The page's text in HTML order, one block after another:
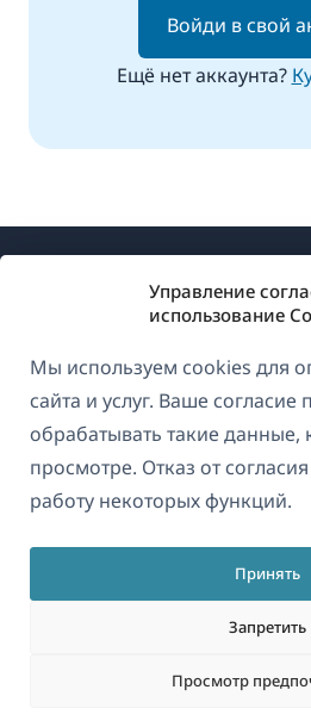
Управление
использование
Мы используем cookies для
сайта и услуг. Ваше согласие
обрабатывать такие данные,
просмотре. Отказ от
работу некоторых функций.
Принять
Запретить
Просмотр
Войди в свой
Ещё нет аккаунта?
Русский
О WPML
GDPR и политика
Присоединяйтесь к
в
новом
окне)
в